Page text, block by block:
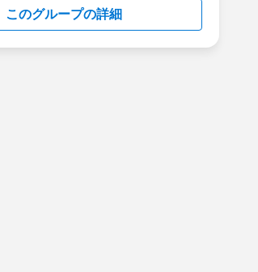
このグループの詳細